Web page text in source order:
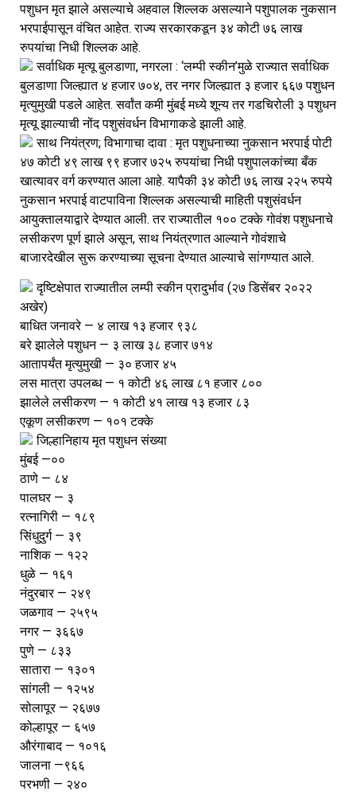
पशुधन मृत झाले असल्याचे अहवाल शिल्लक असल्याने पशुपालक नुकसान
भरपाईपासून वंचित आहेत. राज्य सरकारकडून ३४ कोटी ७६ लाख
रुपयांचा निधी शिल्लक आहे.
सर्वाधिक मृत्यू बुलडाणा, नगरला : ‘लम्पी स्कीन’मुळे राज्यात सर्वाधिक
बुलडाणा जिल्ह्यात ४ हजार ७०४, तर नगर जिल्ह्यात ३ हजार ६६७ पशुधन
मृत्युमुखी पडले आहेत. सर्वांत कमी मुंबई मध्ये शून्य तर गडचिरोली ३ पशुधन
मृत्यू झाल्याची नोंद पशुसंवर्धन विभागाकडे झाली आहे.
साथ नियंत्रण; विभागाचा दावा : मृत पशुधनाच्या नुकसान भरपाई पोटी
४७ कोटी ४९ लाख ९९ हजार ७२५ रुपयांचा निधी पशुपालकांच्या बँक
खात्यावर वर्ग करण्यात आला आहे. यापैकी ३४ कोटी ७६ लाख २२५ रुपये
नुकसान भरपाई वाटपाविना शिल्लक असल्याची माहिती पशुसंवर्धन
आयुक्तालयाद्वारे देण्यात आली. तर राज्यातील १०० टक्के गोवंश पशुधनाचे
लसीकरण पूर्ण झाले असून, साथ नियंत्रणात आल्याने गोवंशाचे
बाजारदेखील सुरू करण्याच्या सूचना देण्यात आल्याचे सांगण्यात आले.
दृष्टिक्षेपात राज्यातील लम्पी स्कीन प्रादुर्भाव (२७ डिसेंबर २०२२
अखेर)
बाधित जनावरे — ४ लाख १३ हजार ९३८
बरे झालेले पशुधन — ३ लाख ३८ हजार ७१४
आतापर्यंत मृत्युमुखी — ३० हजार ४५
लस मात्रा उपलब्ध — १ कोटी ४६ लाख ८१ हजार ८००
झालेले लसीकरण — १ कोटी ४१ लाख १३ हजार ८३
एकूण लसीकरण — १०१ टक्के
जिल्हानिहाय मृत पशुधन संख्या
मुंबई —००
ठाणे — ८४
पालघर — ३
रत्नागिरी — १८९
सिंधुदुर्ग — ३९
नाशिक — १२२
धुळे — १६१
नंदुरबार — २४९
जळगाव — २५९५
नगर — ३६६७
पुणे — ८३३
सातारा — १३०१
सांगली — १२५४
सोलापूर — २६७७
कोल्हापूर — ६५७
औरंगाबाद — १०१६
जालना —९६६
परभणी — २४०